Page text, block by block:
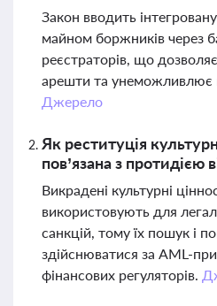
Закон вводить
майном боржників через
реєстраторів, що
арешти та унеможливлює
Джерело
Як реституція
пов’язана з
Викрадені культурні
використовують для
санкцій, тому їх пошук і
здійснюватися за AML-
фінансових регуляторів.